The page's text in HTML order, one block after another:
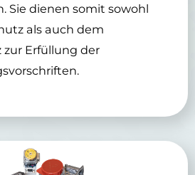
Sie dienen somit sowohl
als auch dem
zur Erfüllung der